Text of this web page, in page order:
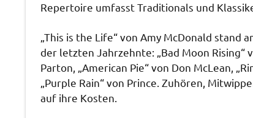
Repertoire umfasst Traditionals und
„This is the Life“ von Amy McDonald stand
der letzten Jahrzehnte: „Bad Moon Rising“
Parton, „American Pie“ von Don McLean,
„Purple Rain“ von Prince. Zuhören,
auf ihre Kosten.